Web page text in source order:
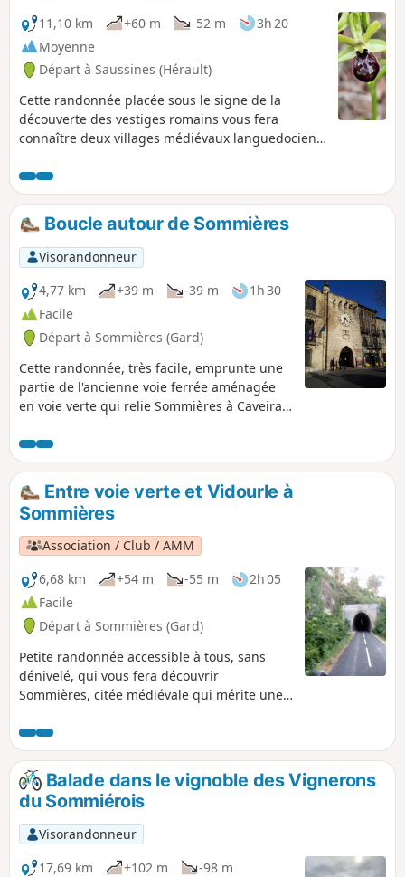
11,10 km
+60 m -52 m
3h 20
Moyenne
Départ à Saussines (Hérault)
Cette randonnée placée sous le signe de la
découverte des vestiges romains vous fera
connaître deux villages médiévaux languedociens.
farigoulette et les paysages traversés
enchanteront les photographes. À consommer
sans modération. Un nouveau tracé permet
d'éviter en partie le lotissement des Hauts de
Boisseron.......suivre les points bleus. Cette
randonnée est susceptible d'être interdite en
fonction du niveau de risque des incendies.
Pensez à consulter la carte.
Boucle autour de Sommières
Visorandonneur
4,77 km
+39 m -39 m
1h 30
Facile
Départ à Sommières (Gard)
Cette randonnée, très facile, emprunte une
partie de l'ancienne voie ferrée aménagée
en voie verte qui relie Sommières à Caveirac
Entre voie verte et Vidourle à
Sommières
Association / Club / AMM
6,68 km
+54 m -55 m
2h 05
Facile
Départ à Sommières (Gard)
Petite randonnée accessible à tous, sans
dénivelé, qui vous fera découvrir
Sommières, citée médiévale qui mérite une
voie verte (ancienne voie ferrée reliant
Sommières à Ganges) et réhabilitée de façon
remarquable avec plusieurs ouvrages d'art.
Balade dans le vignoble des Vignerons
du Sommiérois
Visorandonneur
17,69 km
+102 m
-98 m